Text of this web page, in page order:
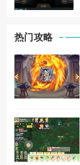
热门攻略